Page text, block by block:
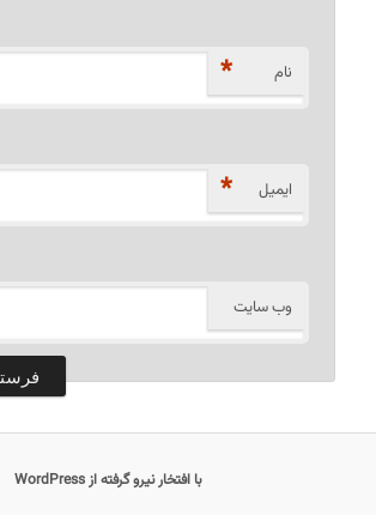
نام *
ایمیل *
وب‌ سایت
با افتخار نیرو گرفته از WordPress